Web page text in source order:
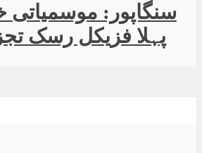
سنگاپور: موسمیاتی
پہلا فزیکل رسک